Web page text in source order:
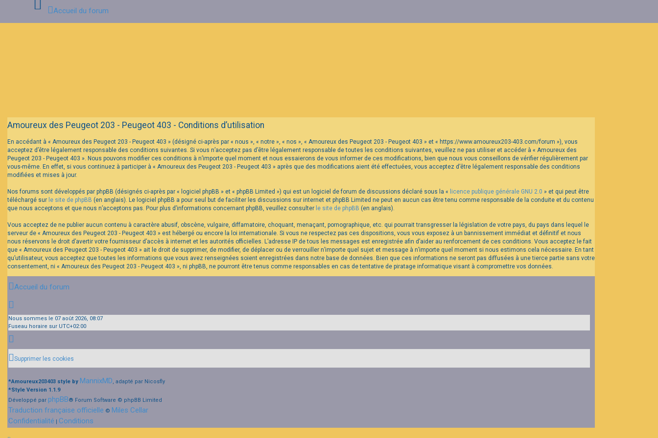
Accueil du forum
Amoureux des Peugeot 203 - Peugeot 403 - Conditions d’utilisation
En accédant à « Amoureux des Peugeot 203 - Peugeot 403 » (désigné ci-après par « nous », « notre », « nos », « Amoureux des Peugeot 203 - Peugeot 403 » et « https://www.amoureux203-403.com/forum »), vous
acceptez d’être légalement responsable des conditions suivantes. Si vous n’acceptez pas d’être légalement responsable de toutes les conditions suivantes, veuillez ne pas utiliser et accéder à « Amoureux des
Peugeot 203 - Peugeot 403 ». Nous pouvons modifier ces conditions à n’importe quel moment et nous essaierons de vous informer de ces modifications, bien que nous vous conseillons de vérifier régulièrement par
vous-même. En effet, si vous continuez à participer à « Amoureux des Peugeot 203 - Peugeot 403 » après que des modifications aient été effectuées, vous acceptez d’être légalement responsable des conditions
modifiées et mises à jour.
Nos forums sont développés par phpBB (désignés ci-après par « logiciel phpBB » et « phpBB Limited ») qui est un logiciel de forum de discussions déclaré sous la « licence publique générale GNU 2.0 » et qui peut être
téléchargé sur le site de phpBB (en anglais). Le logiciel phpBB a pour seul but de faciliter les discussions sur internet et phpBB Limited ne peut en aucun cas être tenu comme responsable de la conduite et du contenu
que nous acceptons et que nous n’acceptons pas. Pour plus d’informations concernant phpBB, veuillez consulter le site de phpBB (en anglais).
Vous acceptez de ne publier aucun contenu à caractère abusif, obscène, vulgaire, diffamatoire, choquant, menaçant, pornographique, etc. qui pourrait transgresser la législation de votre pays, du pays dans lequel le
serveur de « Amoureux des Peugeot 203 - Peugeot 403 » est hébergé ou encore la loi internationale. Si vous ne respectez pas ces dispositions, vous vous exposez à un bannissement immédiat et définitif et nous
nous réservons le droit d’avertir votre fournisseur d’accès à internet et les autorités officielles. L’adresse IP de tous les messages est enregistrée afin d’aider au renforcement de ces conditions. Vous acceptez le fait
que « Amoureux des Peugeot 203 - Peugeot 403 » ait le droit de supprimer, de modifier, de déplacer ou de verrouiller n’importe quel sujet et message à n’importe quel moment si nous estimons cela nécessaire. En tant
qu’utilisateur, vous acceptez que toutes les informations que vous avez renseignées soient enregistrées dans notre base de données. Bien que ces informations ne seront pas diffusées à une tierce partie sans votre
consentement, ni « Amoureux des Peugeot 203 - Peugeot 403 », ni phpBB, ne pourront être tenus comme responsables en cas de tentative de piratage informatique visant à compromettre vos données.
Accueil du forum
Nous sommes le 07 août 2026, 08:07
Fuseau horaire sur UTC+02:00
Supprimer les cookies
*Amoureux203403 style by MannixMD, adapté par Nicosfly
*Style Version 1.1.9
Développé par phpBB® Forum Software © phpBB Limited
Traduction française officielle © Miles Cellar
Confidentialité Conditions